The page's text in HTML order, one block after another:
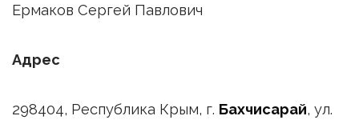
Ермаков Сергей Павлович
Адрес
298404, Республика Крым, г. Бахчисарай, ул.